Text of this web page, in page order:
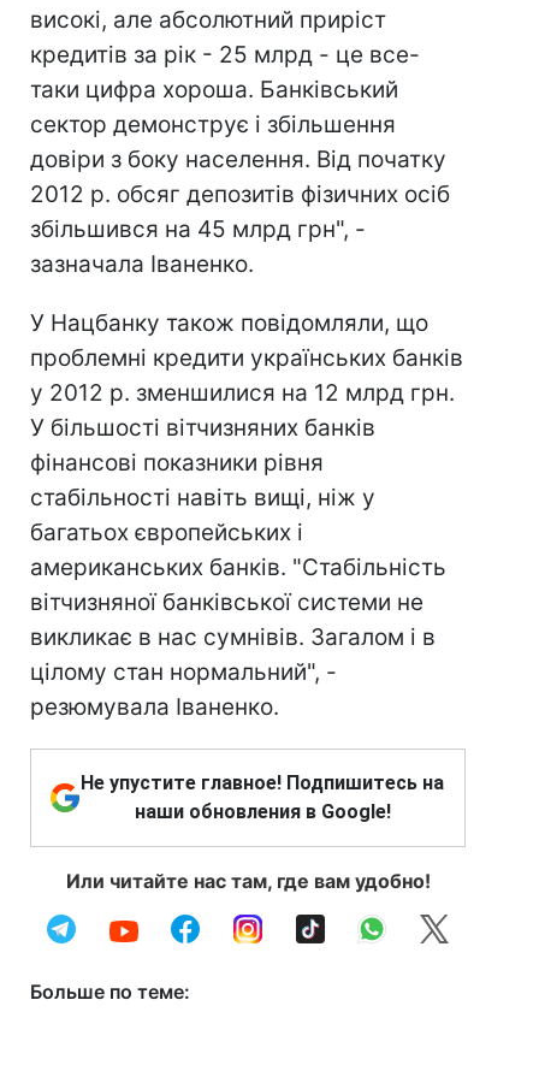
високі, але абсолютний приріст
кредитів за рік - 25 млрд - це все-
таки цифра хороша. Банківський
сектор демонструє і збільшення
довіри з боку населення. Від початку
2012 р. обсяг депозитів фізичних осіб
збільшився на 45 млрд грн", -
зазначала Іваненко.
У Нацбанку також повідомляли, що
проблемні кредити українських банків
у 2012 р. зменшилися на 12 млрд грн.
У більшості вітчизняних банків
фінансові показники рівня
стабільності навіть вищі, ніж у
багатьох європейських і
американських банків. "Стабільність
вітчизняної банківської системи не
викликає в нас сумнівів. Загалом і в
цілому стан нормальний", -
резюмувала Іваненко.
Не упустите главное! Подпишитесь на
наши обновления в Google!
Или читайте нас там, где вам удобно!
Больше по теме: